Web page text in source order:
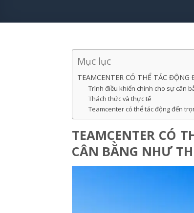
Mục lục
TEAMCENTER CÓ THỂ TÁC
Trình điều khiển chính cho sự cân
Thách thức và thực tế
Teamcenter có thể tác động đến
TEAMCENTER CÓ
CÂN BẰNG NHƯ